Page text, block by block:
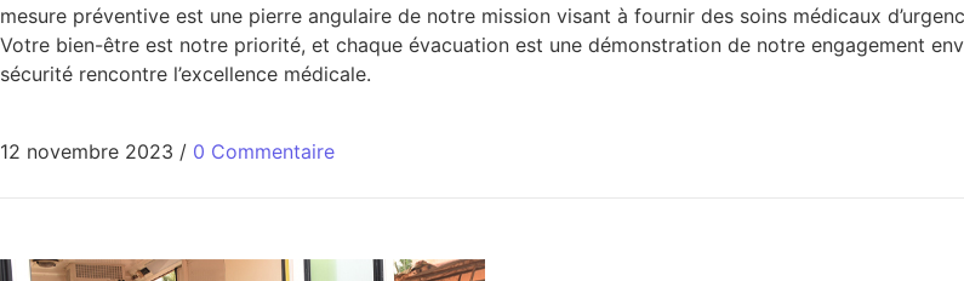
mesure préventive est une pierre angulaire de notre mission visant à fournir des soins médicaux
Votre bien-être est notre priorité, et chaque évacuation est une démonstration de notre engagement
sécurité rencontre l’excellence médicale.
12 novembre 2023 / 0 Commentaire